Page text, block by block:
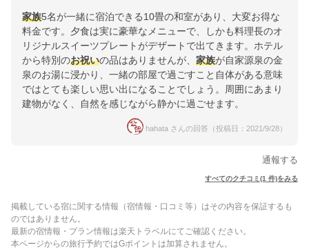
家族5名が一緒に宿泊できる10畳の和室があり、大変お得な
料金です。夕食は実に豪華なメニューで、しかも料理長のオ
リジナルスイーツプレートがデザートで出てきます。ホテル
から特別のお祝いの品はありませんが、 家族が自家源泉の金
泉のお湯に浸かり、一緒の部屋で過ごすこと自体がある意味
ではとても楽しい思い出になることでしょう。周囲にあまり
建物がなく、自然を感じながら静かに過ごせます。
hahata さんの回答（投稿日：2021/9/28）
通報する
すべてのクチコミ(1 件)をみる
掲載している宿に関する情報（宿情報・口コミ等）はその内容を保証するも
のではありません。
最新の宿情報・プラン情報は楽天トラベルにてご確認ください。
本ページからの旅行予約ではGポイントは加算されません。